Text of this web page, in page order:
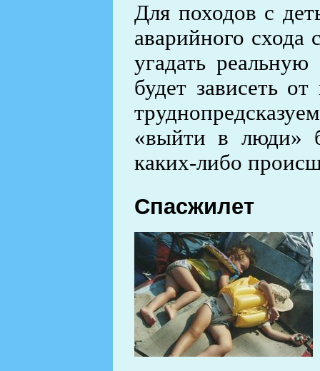
Для походов с
аварийного схода
угадать
будет зависеть
«выйти в люди»
каких-либо
Спасжилет